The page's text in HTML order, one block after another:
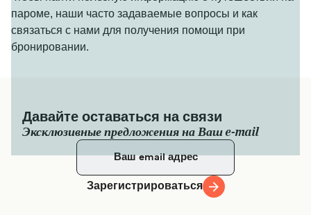
пароме, наши часто задаваемые вопросы и как
связаться с нами для получения помощи при
бронировании.
Давайте оставаться на связи
Эксклюзивные предложения на Ваш e-mail
Зарегистрироваться